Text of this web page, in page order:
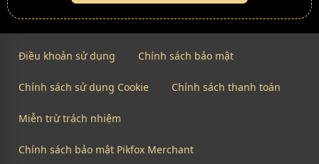
Điều khoản sử dụng Chính sách bảo mật
Chính sách sử dụng Cookie Chính sách thanh toán
Miễn trừ trách nhiệm
Chính sách bảo mật Pikfox Merchant